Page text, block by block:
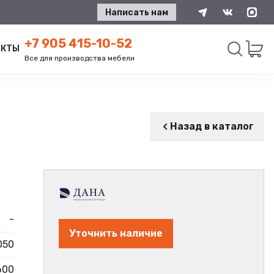
Написать нам
+7 905 415-10-52
Все для производства мебели
Назад в каталог
-
Уточнить наличие